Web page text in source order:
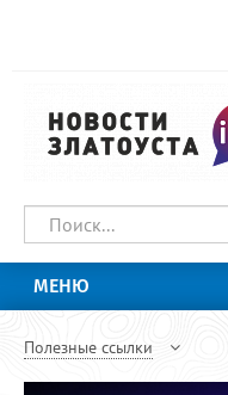
МЕНЮ
Полезные ссылки